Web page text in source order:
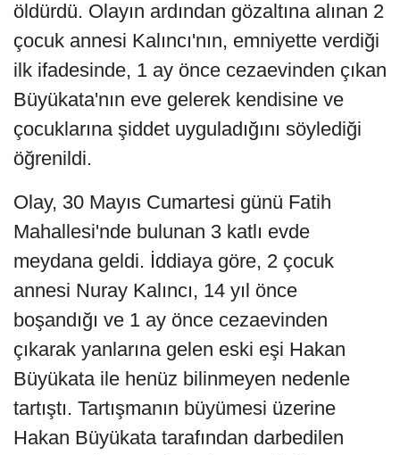
öldürdü. Olayın ardından gözaltına alınan 2
çocuk annesi Kalıncı'nın, emniyette verdiği
ilk ifadesinde, 1 ay önce cezaevinden çıkan
Büyükata'nın eve gelerek kendisine ve
çocuklarına şiddet uyguladığını söylediği
öğrenildi.
Olay, 30 Mayıs Cumartesi günü Fatih
Mahallesi'nde bulunan 3 katlı evde
meydana geldi. İddiaya göre, 2 çocuk
annesi Nuray Kalıncı, 14 yıl önce
boşandığı ve 1 ay önce cezaevinden
çıkarak yanlarına gelen eski eşi Hakan
Büyükata ile henüz bilinmeyen nedenle
tartıştı. Tartışmanın büyümesi üzerine
Hakan Büyükata tarafından darbedilen